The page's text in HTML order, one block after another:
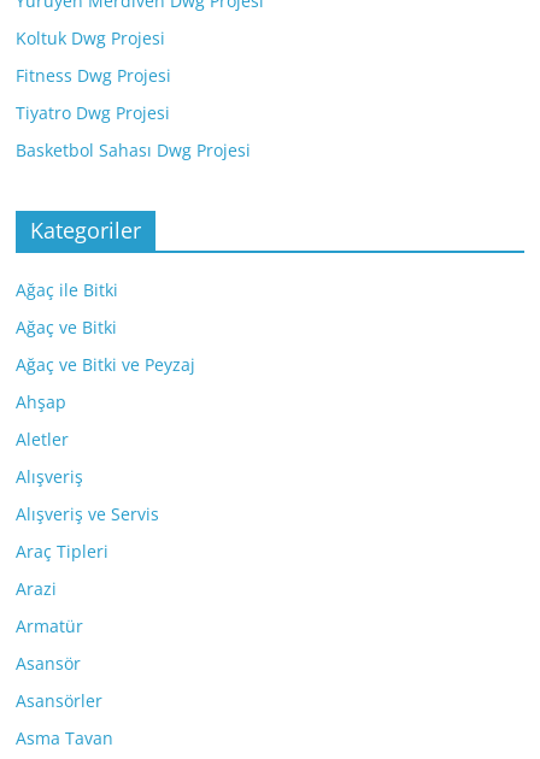
Koltuk Dwg Projesi
Fitness Dwg Projesi
Tiyatro Dwg Projesi
Basketbol Sahası Dwg Projesi
Kategoriler
Ağaç ile Bitki
Ağaç ve Bitki
Ağaç ve Bitki ve Peyzaj
Ahşap
Aletler
Alışveriş
Alışveriş ve Servis
Araç Tipleri
Arazi
Armatür
Asansör
Asansörler
Asma Tavan